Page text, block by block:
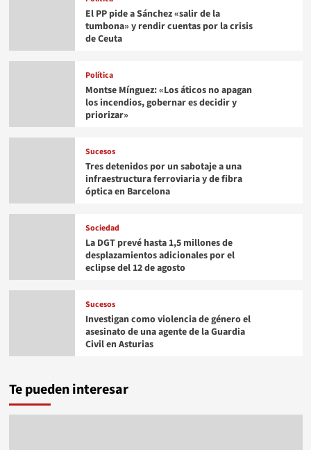
El PP pide a Sánchez «salir de la
tumbona» y rendir cuentas por la crisis
de Ceuta
Política
Montse Mínguez: «Los áticos no apagan
los incendios, gobernar es decidir y
priorizar»
Sucesos
Tres detenidos por un sabotaje a una
infraestructura ferroviaria y de fibra
óptica en Barcelona
Sociedad
La DGT prevé hasta 1,5 millones de
desplazamientos adicionales por el
eclipse del 12 de agosto
Sucesos
Investigan como violencia de género el
asesinato de una agente de la Guardia
Civil en Asturias
Te pueden interesar